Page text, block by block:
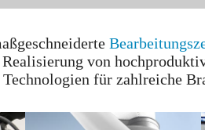
von
für zahlreiche